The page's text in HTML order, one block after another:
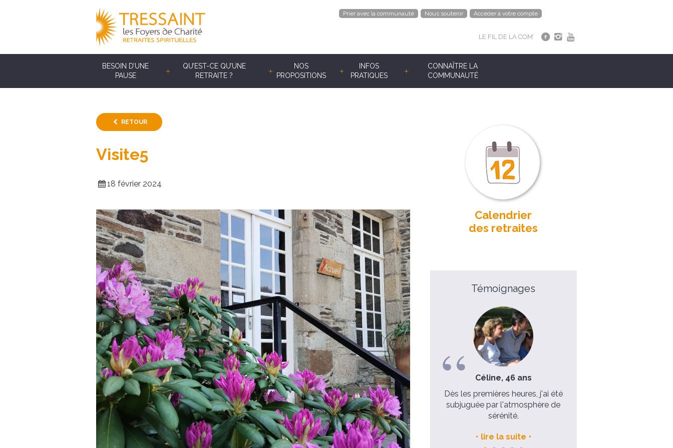
Prier avec la communauté Nous soutenir Accéder à votre compte
LE FIL DE LA COM’
BESOIN D’UNE
PAUSE
QU’EST-CE QU’UNE
RETRAITE ?
NOS
PROPOSITIONS
INFOS
PRATIQUES
CONNAÎTRE LA
COMMUNAUTÉ
RETOUR
Visite5
18 février 2024
Calendrier
des retraites
Témoignages
Valentin, 24 ans
J'avais besoin d'en savoir plus sur
la foi.
lire la suite
Céline, 46 ans
Dès les premières heures, j'ai été
subjuguée par l'atmosphère de
sérénité.
lire la suite